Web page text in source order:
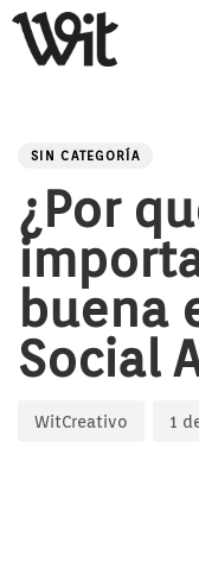
SIN CATEGORÍA
¿Por
buena
Social
WitCreativo 1